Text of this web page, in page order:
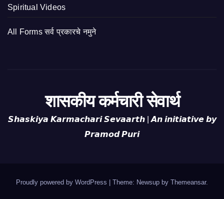
Spiritual Videos
All Forms सर्व प्रकारचे नमुने
शासकीय कर्मचारी सेवार्थ
𝙎𝙝𝙖𝙨𝙠𝙞𝙮𝙖 𝙆𝙖𝙧𝙢𝙖𝙘𝙝𝙖𝙧𝙞 𝙎𝙚𝙫𝙖𝙖𝙧𝙩𝙝 | 𝘼𝙣 𝙞𝙣𝙞𝙩𝙞𝙖𝙩𝙞𝙫𝙚 𝙗𝙮
𝙋𝙧𝙖𝙢𝙤𝙙 𝙋𝙪𝙧𝙞
Proudly powered by WordPress | Theme: Newsup by Themeansar.